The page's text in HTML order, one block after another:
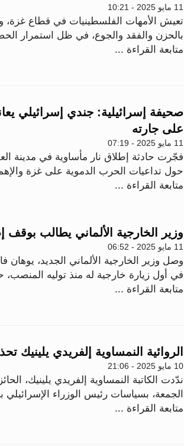
11 مايو 2025 - 10:21
تعيش الأمهات الفلسطينيات في قطاع غزة،
بالحزن والفقد والجوع، في ظل استمرار
متابعة القراءة ...
صحيفة إسرائيلية: جندي إسرائيلي
على جارته
11 مايو 2025 - 07:19
فجّرت حادثة إطلاق نار مأساوية في مدينة
حول تداعيات الحرب الدموية على غزة
متابعة القراءة ...
وزير الخارجية الألماني يطالب
11 مايو 2025 - 06:52
وصل وزير الخارجية الألماني الجديد،
في أول زيارة خارجية له منذ توليه المنصب،
متابعة القراءة ...
الروائية النمساوية إلفريدي
10 مايو 2025 - 21:06
الجمعة، بسياسات رئيس الوزراء الإسرائيلي
متابعة القراءة ...